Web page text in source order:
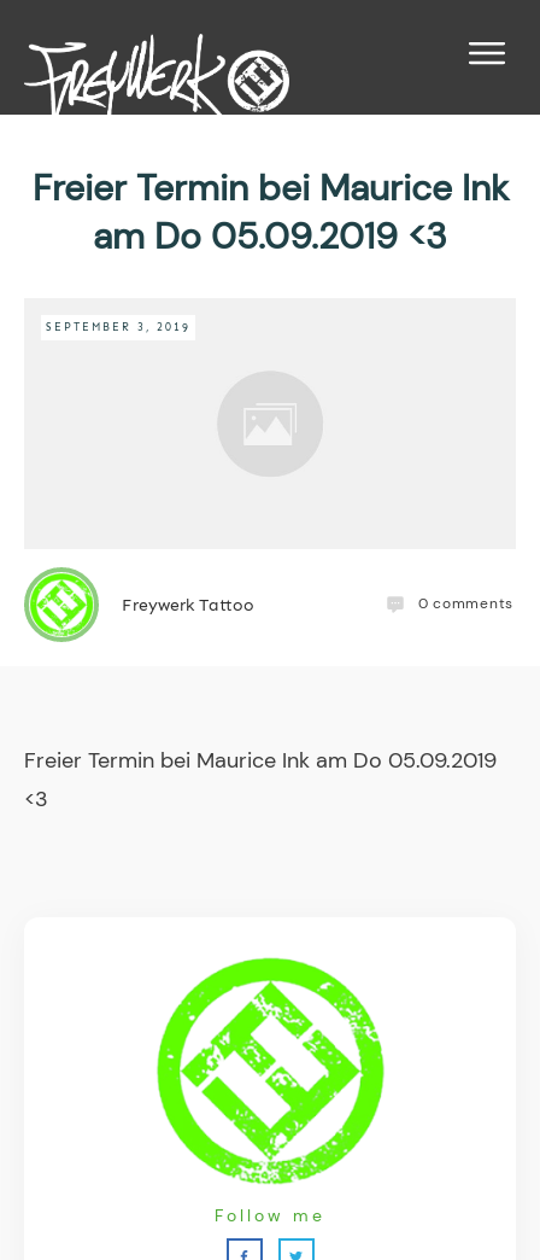
Freier Termin bei Maurice Ink
am Do 05.09.2019 <3
SEPTEMBER 3, 2019
Freywerk Tattoo 0 comments
Freier Termin bei Maurice Ink am Do 05.09.2019
<3
Follow me